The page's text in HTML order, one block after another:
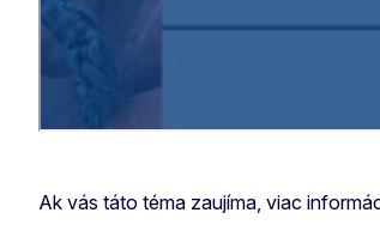
Ak vás táto téma zaujíma, viac